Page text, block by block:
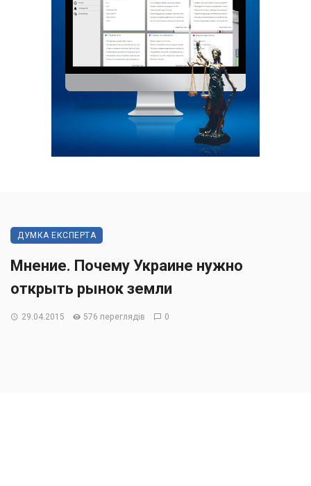
ДУМКА ЕКСПЕРТА
Мнение. Почему Украине нужно
открыть рынок земли
29.04.2015 576 переглядів 0